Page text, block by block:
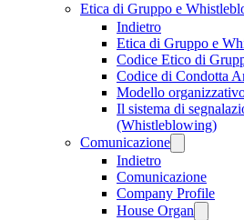
Etica di Gruppo e
Indietro
Etica di Gruppo e
Codice Etico di
Codice di Condotta
Modello
Il sistema di
(Whistleblowing)
Comunicazione
Indietro
Comunicazione
Company Profile
House Organ